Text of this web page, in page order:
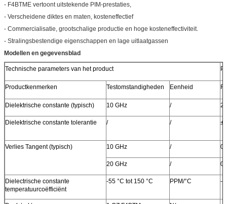
- F4BTME vertoont uitstekende PIM-prestaties,
- Verscheidene diktes en maten, kosteneffectief
- Commercialisatie, grootschalige productie en hoge kosteneffectiviteit.
- Stralingsbestendige eigenschappen en lage uitlaatgassen
Modellen en gegevensblad
Technische parameters van het product
Productkenmerken Testomstandigheden Eenheid
Dielektrische constante (typisch) 10 GHz /
Dielektrische constante tolerantie / /
Verlies Tangent (typisch) 10 GHz /
20 GHz /
Dielectrische constante
temperatuurcoëfficiënt
-55 °C tot 150 °C PPM/°C -